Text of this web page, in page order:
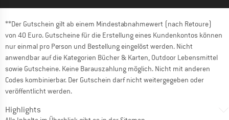
**Der Gutschein gilt ab einem Mindestabnahmewert (nach Retoure)
von 40 Euro. Gutscheine für die Erstellung eines Kundenkontos können
nur einmal pro Person und Bestellung eingelöst werden. Nicht
anwendbar auf die Kategorien Bücher & Karten, Outdoor Lebensmittel
sowie Gutscheine. Keine Barauszahlung möglich. Nicht mit anderen
Codes kombinierbar. Der Gutschein darf nicht weitergegeben oder
veröffentlicht werden.
Highlights